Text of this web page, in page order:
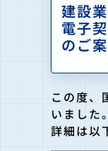
建設
電子
のご
この度、
いました。
詳細は以